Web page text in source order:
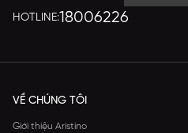
HOTLINE:18006226
VỀ CHÚNG TÔI
Giới thiệu Aristino